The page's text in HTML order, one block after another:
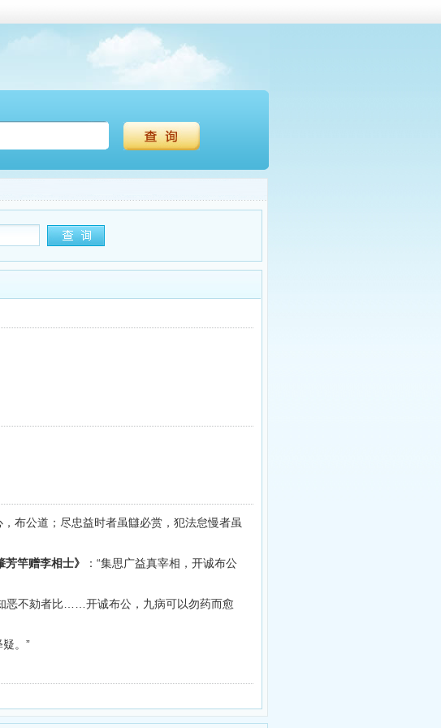
布公道；尽忠益时者虽讎必赏，犯法怠慢者虽
竿赠李相士》
：“集思广益真宰相，开诚布公
恶不劾者比……开诚布公，九病可以勿药而愈
。”